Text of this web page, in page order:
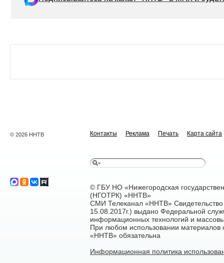
© 2026 ННТВ Контакты Реклама Печать Карта сайта
© ГБУ НО «Нижегородская
(НГОТРК) «ННТВ»
СМИ Телеканал «ННТВ»
15.08.2017г.) выдано Федеральной
информационных технологий и
При любом использовании материалов
«ННТВ» обязательна
Информационная политика